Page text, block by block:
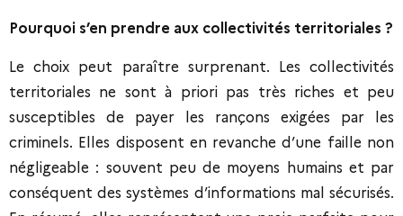
Pourquoi s’en prendre aux collectivités territoriales ?
Le choix peut paraître surprenant. Les collectivités
territoriales ne sont à priori pas très riches et peu
susceptibles de payer les rançons exigées par les
criminels. Elles disposent en revanche d’une faille non
négligeable : souvent peu de moyens humains et par
conséquent des systèmes d’informations mal sécurisés.